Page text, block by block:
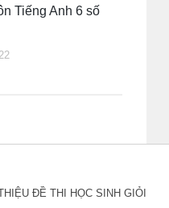
Tiếng Anh 6 số
ĐỀ THI HỌC SINH GIỎI